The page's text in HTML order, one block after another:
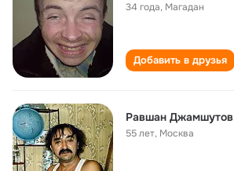
34 года, Магадан
Добавить в друзья
Равшан Джамшутов
55 лет, Москва